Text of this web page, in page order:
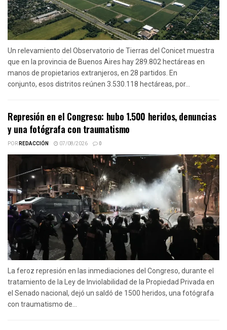
Un relevamiento del Observatorio de Tierras del Conicet muestra
que en la provincia de Buenos Aires hay 289.802 hectáreas en
manos de propietarios extranjeros, en 28 partidos. En
conjunto, esos distritos reúnen 3.530.118 hectáreas, por...
Represión en el Congreso: hubo 1.500 heridos, denuncias
y una fotógrafa con traumatismo
PORREDACCIÓN 07/08/2026 0
La feroz represión en las inmediaciones del Congreso, durante el
tratamiento de la Ley de Inviolabilidad de la Propiedad Privada en
el Senado nacional, dejó un saldó de 1500 heridos, una fotógrafa
con traumatismo de...